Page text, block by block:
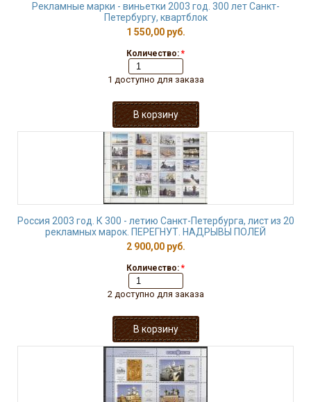
Рекламные марки - виньетки 2003 год. 300 лет Санкт-
Петербургу, квартблок
1 550,00 руб.
Количество: *
1 доступно для заказа
Россия 2003 год. К 300 - летию Санкт-Петербурга, лист из 20
рекламных марок. ПЕРЕГНУТ. НАДРЫВЫ ПОЛЕЙ
2 900,00 руб.
Количество: *
2 доступно для заказа